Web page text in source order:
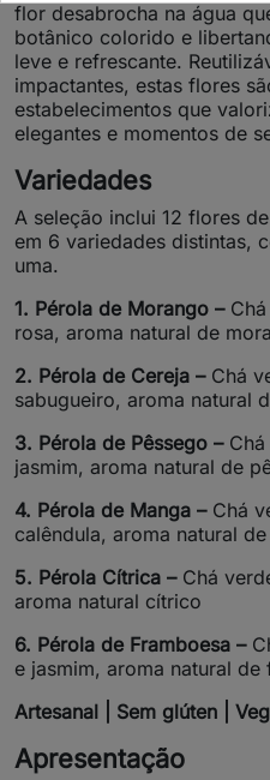
flor desabrocha na água
botânico colorido e
leve e refrescante.
impactantes, estas flores
estabelecimentos que
elegantes e momentos de
Variedades
A seleção inclui 12 flores
em 6 variedades distintas,
uma.
1. Pérola de Morango –Chá
rosa, aroma natural de
2. Pérola de Cereja –Chá
sabugueiro, aroma natural
3. Pérola de Pêssego –Chá
jasmim, aroma natural de
4. Pérola de Manga –Chá
calêndula, aroma natural
5. Pérola Cítrica –Chá
aroma natural cítrico
6. Pérola de Framboesa –
e jasmim, aroma natural de
Artesanal | Sem glúten |
Apresentação